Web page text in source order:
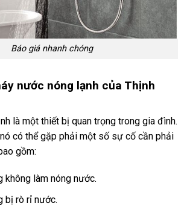
Báo giá nhanh chóng
nước nóng lạnh của Thịnh
là một thiết bị quan trọng trong gia đình.
có thể gặp phải một số sự cố cần phải
gồm:
không làm nóng nước.
bị rò rỉ nước.